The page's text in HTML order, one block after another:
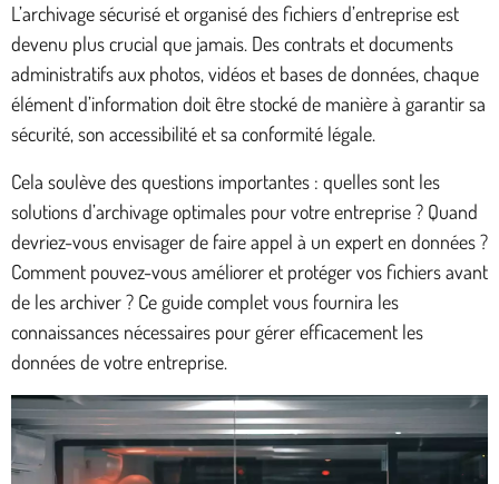
L’archivage sécurisé et organisé des fichiers d’entreprise est
devenu plus crucial que jamais. Des contrats et documents
administratifs aux photos, vidéos et bases de données, chaque
élément d’information doit être stocké de manière à garantir sa
sécurité, son accessibilité et sa conformité légale.
Cela soulève des questions importantes : quelles sont les
solutions d’archivage optimales pour votre entreprise ? Quand
devriez-vous envisager de faire appel à un expert en données ?
Comment pouvez-vous améliorer et protéger vos fichiers avant
de les archiver ? Ce guide complet vous fournira les
connaissances nécessaires pour gérer efficacement les
données de votre entreprise.